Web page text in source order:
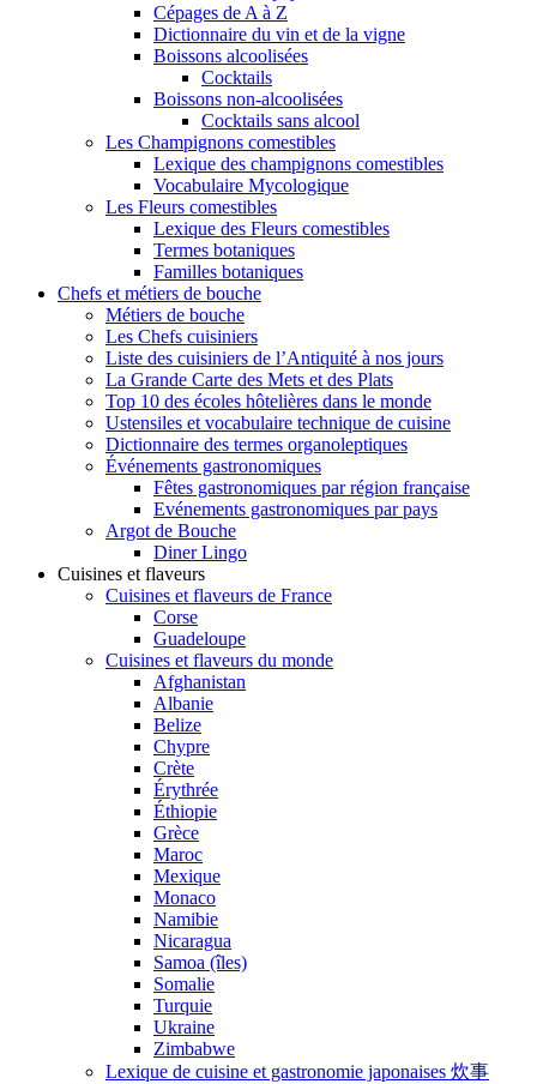
Cépages de A à Z
Dictionnaire du vin et de la vigne
Boissons alcoolisées
Cocktails
Boissons non-alcoolisées
Cocktails sans alcool
Les Champignons comestibles
Lexique des champignons comestibles
Vocabulaire Mycologique
Les Fleurs comestibles
Lexique des Fleurs comestibles
Termes botaniques
Familles botaniques
Chefs et métiers de bouche
Métiers de bouche
Les Chefs cuisiniers
Liste des cuisiniers de l’Antiquité à nos jours
La Grande Carte des Mets et des Plats
Top 10 des écoles hôtelières dans le monde
Ustensiles et vocabulaire technique de cuisine
Dictionnaire des termes organoleptiques
Événements gastronomiques
Fêtes gastronomiques par région française
Evénements gastronomiques par pays
Argot de Bouche
Diner Lingo
Cuisines et flaveurs
Cuisines et flaveurs de France
Corse
Guadeloupe
Cuisines et flaveurs du monde
Afghanistan
Albanie
Belize
Chypre
Crète
Érythrée
Éthiopie
Grèce
Maroc
Mexique
Monaco
Namibie
Nicaragua
Samoa (îles)
Somalie
Turquie
Ukraine
Zimbabwe
Lexique de cuisine et gastronomie japonaises 炊事